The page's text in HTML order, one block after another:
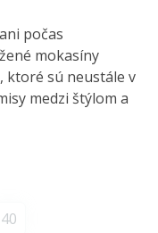
počas
mokasíny
ktoré sú neustále v
medzi štýlom a
40